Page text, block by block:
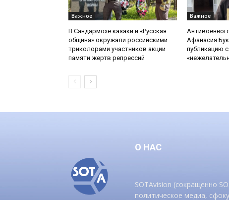
Важное
В Сандармохе казаки и «Русская
община» окружали российскими
триколорами участников акции
памяти жертв репрессий
Важное
Афанасия
публикацию
О НАС
SOTAvision (сокращенно
политическое медиа,